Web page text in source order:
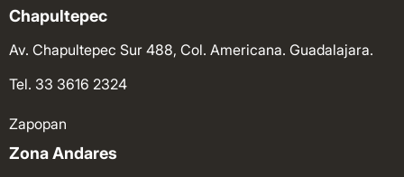
Chapultepec
Av. Chapultepec Sur 488, Col. Americana. Guadalajara.
Tel. 33 3616 2324
Zapopan
Zona Andares